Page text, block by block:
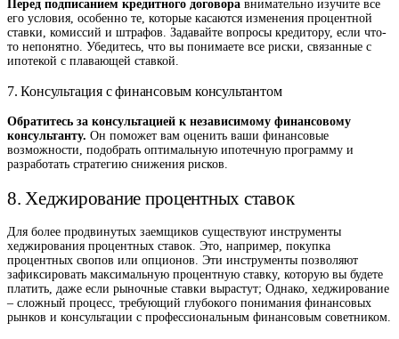
Перед подписанием кредитного договора внимательно изучите все
его условия, особенно те, которые касаются изменения процентной
ставки, комиссий и штрафов. Задавайте вопросы кредитору, если что-
то непонятно. Убедитесь, что вы понимаете все риски, связанные с
ипотекой с плавающей ставкой.
7. Консультация с финансовым консультантом
Обратитесь за консультацией к независимому финансовому
консультанту. Он поможет вам оценить ваши финансовые
возможности, подобрать оптимальную ипотечную программу и
разработать стратегию снижения рисков.
8. Хеджирование процентных ставок
Для более продвинутых заемщиков существуют инструменты
хеджирования процентных ставок. Это, например, покупка
процентных свопов или опционов. Эти инструменты позволяют
зафиксировать максимальную процентную ставку, которую вы будете
платить, даже если рыночные ставки вырастут; Однако, хеджирование
– сложный процесс, требующий глубокого понимания финансовых
рынков и консультации с профессиональным финансовым советником.